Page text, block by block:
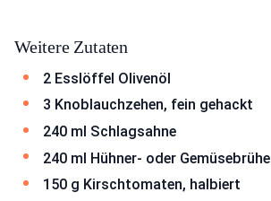
Weitere Zutaten
2 Esslöffel Olivenöl
3 Knoblauchzehen, fein gehackt
240 ml Schlagsahne
240 ml Hühner- oder Gemüsebrühe
150 g Kirschtomaten, halbiert